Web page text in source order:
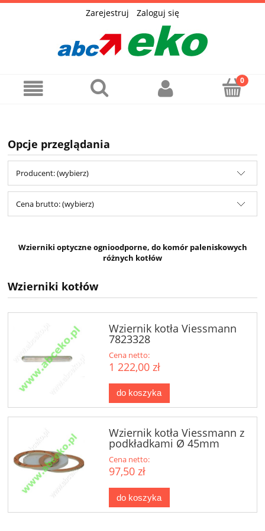
Zarejestruj Zaloguj się
Opcje przeglądania
Producent: (wybierz)
Cena brutto: (wybierz)
Wzierniki optyczne ognioodporne, do komór paleniskowych
różnych kotłów
Wzierniki kotłów
Wziernik kotła Viessmann
7823328
Cena netto:
1 222,00 zł
do koszyka
Wziernik kotła Viessmann z
podkładkami Ø 45mm
Cena netto:
97,50 zł
do koszyka